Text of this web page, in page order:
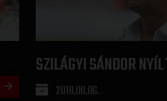
SZILÁGYI SÁNDOR
2018.08.06.